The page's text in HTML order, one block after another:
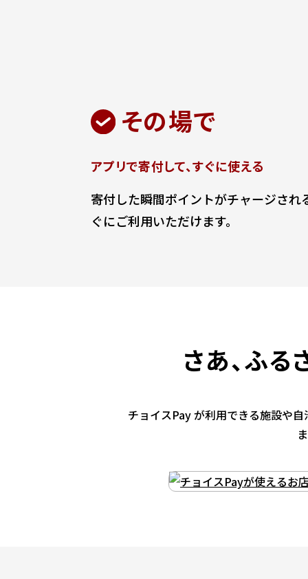
その場で
アプリで寄付して、すぐに使える
寄付した瞬間ポイントがチャージさ
ぐにご利用いただけます。
さあ、ふ
チョイスPay が利用できる施設や